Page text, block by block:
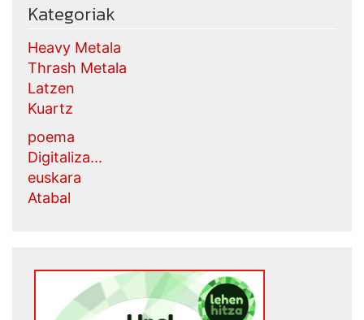
Kategoriak
Heavy Metala
Thrash Metala
Latzen
Kuartz
poema
Digitaliza...
euskara
Atabal